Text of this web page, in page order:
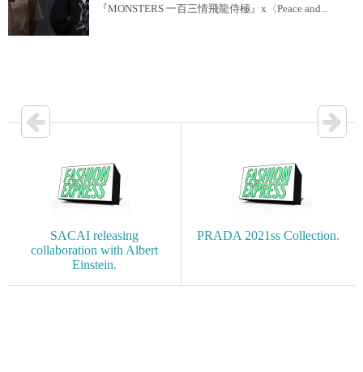
『MONSTERS 一百三情飛龍侍極』x〈Peace and...
SACAI releasing
collaboration with Albert
Einstein.
PRADA 2021ss Collection.